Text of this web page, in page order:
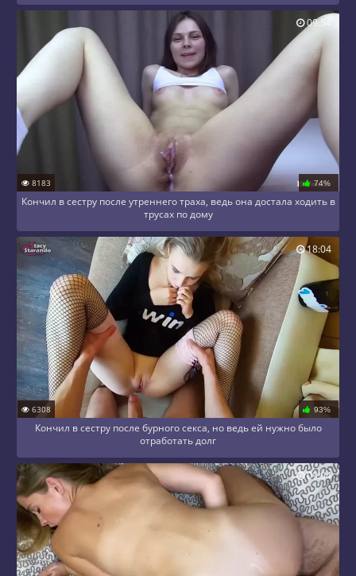
8183 74%
Кончил в сестру после утреннего траха, ведь она достала ходить в
трусах по дому
09:54
6308 93%
Кончил в сестру после бурного секса, но ведь ей нужно было
отработать долг
18:04
09:04